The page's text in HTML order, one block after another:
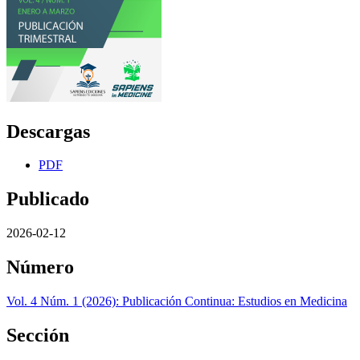
Descargas
PDF
Publicado
2026-02-12
Número
Vol. 4 Núm. 1 (2026): Publicación Continua: Estudios en Medicina
Sección